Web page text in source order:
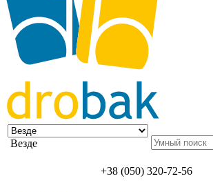
Везде
+38 (050) 320-72-56